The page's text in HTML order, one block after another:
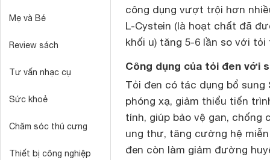
Mẹ và Bé
Review sách
Tư vấn nhạc cụ
Sức khoẻ
Chăm sóc thú cưng
Thiết bị công nghiệp
công dụng vượt trội hơn
L-Cystein (là hoạt chất đã
khối u) tăng 5-6 lần so với
Công dụng của tỏi đen với
Tỏi đen có tác dụng bổ sung
phóng xạ, giảm thiểu tiến
tính, giúp bảo vệ gan, chống
ung thư, tăng cường hệ
đen còn làm giảm đường